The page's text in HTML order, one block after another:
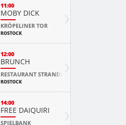
11:00
MOBY DICK
KRÖPELINER TOR
ROSTOCK
12:00
BRUNCH
RESTAURANT STRANDE
ROSTOCK
14:00
FREE DAIQUIRI
SPIELBANK